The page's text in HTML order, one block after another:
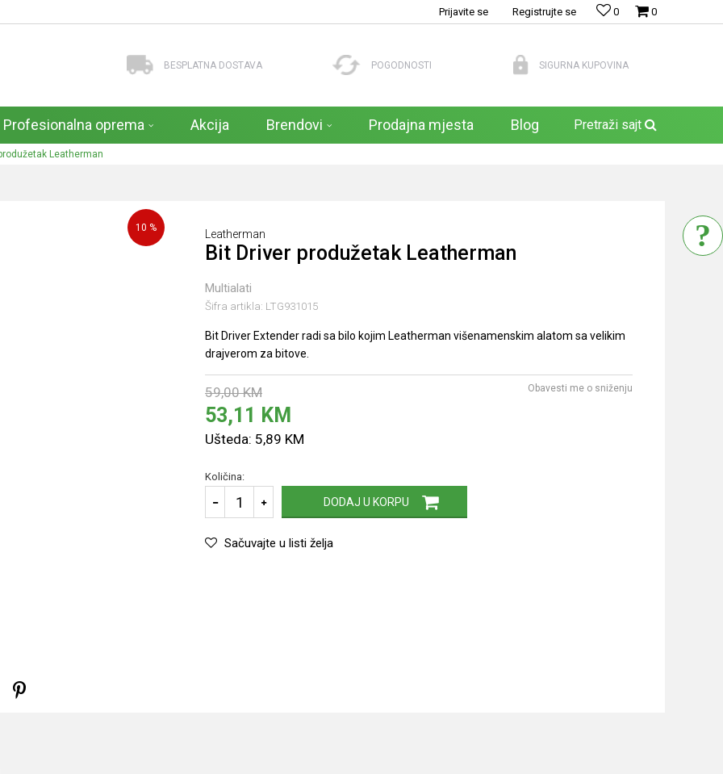
0
0
Prijavite se Registrujte se
BESPLATNA DOSTAVA POGODNOSTI SIGURNA KUPOVINA
Profesionalna oprema Akcija Brendovi Prodajna mjesta Blog Pretraži sajt
Leatherman
10 % Leatherman
Bit Driver produžetak Leatherman
Multialati
Šifra artikla: LTG931015
Bit Driver Extender radi sa bilo kojim Leatherman višenamenskim alatom sa velikim
drajverom za bitove.
59,00 KM
53,11 KM
Ušteda: 5,89 KM
Obavesti me o sniženju
Količina:
DODAJ U KORPU
Sačuvajte u listi želja